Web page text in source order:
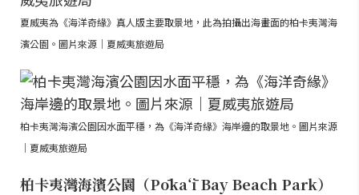
夏威夷為《海洋奇緣》真人版主要取景地，此為拍攝出海畫面的柏卡夷灣海
濱公園。圖片來源｜夏威夷旅遊局
柏卡夷灣海濱公園因水面平穩，為《海洋奇緣》海岸邊的取景地。圖片來源
｜夏威夷旅遊局
柏卡夷灣海濱公園（Pōkaʻī Bay Beach Park）